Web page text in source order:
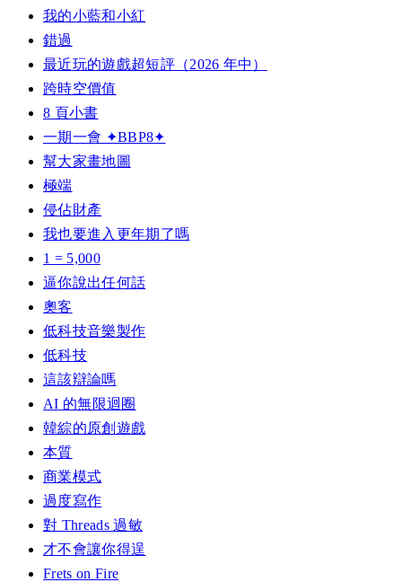
我的小藍和小紅
錯過
最近玩的遊戲超短評（2026 年中）
跨時空價值
8 頁小書
一期一會 ✦BBP8✦
幫大家畫地圖
極端
侵佔財產
我也要進入更年期了嗎
1 = 5,000
逼你說出任何話
奧客
低科技音樂製作
低科技
這該辯論嗎
AI 的無限迴圈
韓綜的原創遊戲
本質
商業模式
過度寫作
對 Threads 過敏
才不會讓你得逞
Frets on Fire